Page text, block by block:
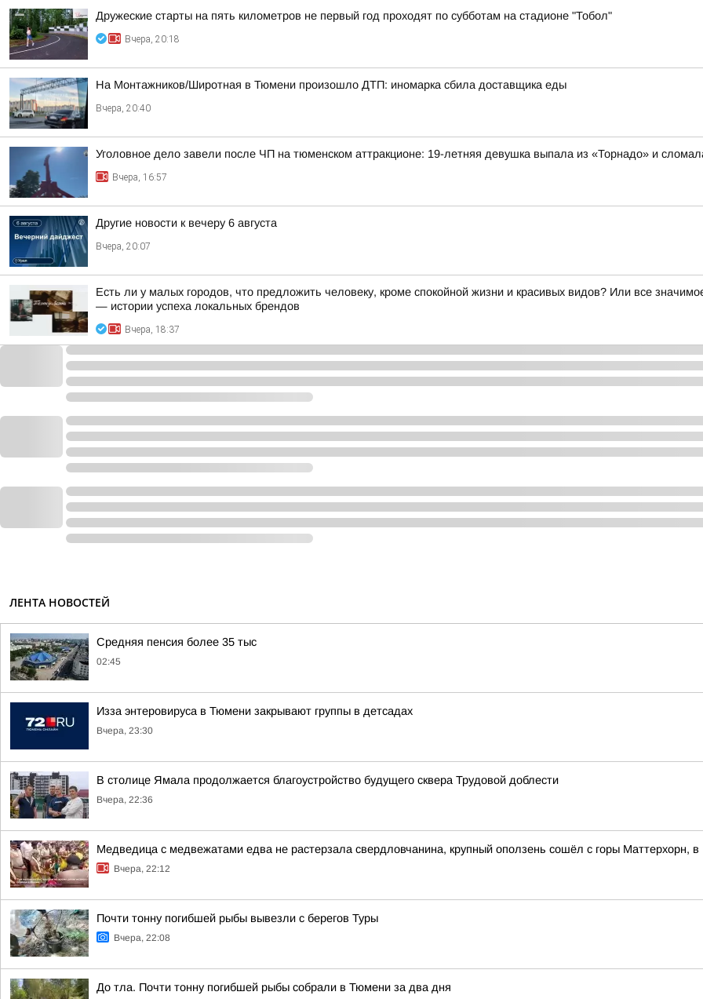
Дружеские старты на пять километров не первый год проходят по субботам на стадионе "Тобол"
Вчера, 20:18
На Монтажников/Широтная в Тюмени произошло ДТП: иномарка сбила доставщика еды
Вчера, 20:40
Уголовное дело завели после ЧП на тюменском аттракционе: 19-летняя девушка выпала из «Торнадо» и
Вчера, 16:57
Другие новости к вечеру 6 августа
Вчера, 20:07
Есть ли у малых городов, что предложить человеку, кроме спокойной жизни и красивых видов? Или все
— истории успеха локальных брендов
Вчера, 18:37
ЛЕНТА НОВОСТЕЙ
Средняя пенсия более 35 тыс
02:45
Изза энтеровируса в Тюмени закрывают группы в детсадах
Вчера, 23:30
В столице Ямала продолжается благоустройство будущего сквера Трудовой доблести
Вчера, 22:36
Медведица с медвежатами едва не растерзала свердловчанина, крупный оползень сошёл с горы Маттерхорн,
Вчера, 22:12
Почти тонну погибшей рыбы вывезли с берегов Туры
Вчера, 22:08
До тла. Почти тонну погибшей рыбы собрали в Тюмени за два дня